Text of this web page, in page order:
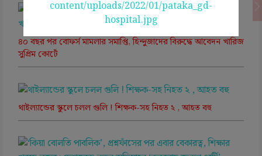
‌৪০ বছর পর বোফর্স মামলার সমাপ্তি, হিন্দুজাদের বিরুদ্ধে আবেদন খারিজ
সুপ্রিম কোর্টে
থাইল্যান্ডের স্কুলে চলল গুলি ! শিক্ষক-সহ নিহত ২ , আহত বহু